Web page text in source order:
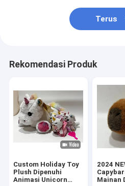
Terus
Rekomendasi Produk
Custom Holiday Toy
Plush Dipenuhi
Animasi Unicorn
2024
Mainan